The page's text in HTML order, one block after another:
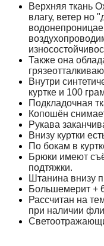
Верхняя ткань
влагу, ветер но
Также она
Внутри
куртке и 100
Подкладочная
Копошён
Рукава
Внизу куртки
По бокам в
Брюки имеют
подтяжки.
Штанина внизу
Большемерит +
Рассчитан на
при наличии